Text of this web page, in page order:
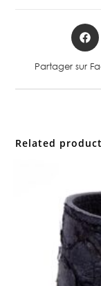
Partager sur
Related